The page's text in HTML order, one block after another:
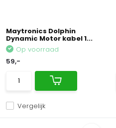
Maytronics Dolphin
Dynamic Motor kabel 1...
Vergelijk
Op voorraad
59,-